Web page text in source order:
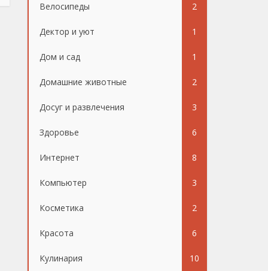
Велосипеды 2
Дектор и уют 1
Дом и сад 1
Домашние животные 2
Досуг и развлечения 3
Здоровье 6
Интернет 8
Компьютер 3
Косметика 2
Красота 6
Кулинария 10